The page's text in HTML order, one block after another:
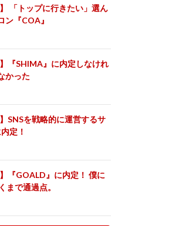
「トップに行きたい」選ん
ン『COA』
『SHIMA』に内定しなけれ
かった
SNSを戦略的に運営するサ
定！
『GOALD』に内定！ 僕に
まで通過点。